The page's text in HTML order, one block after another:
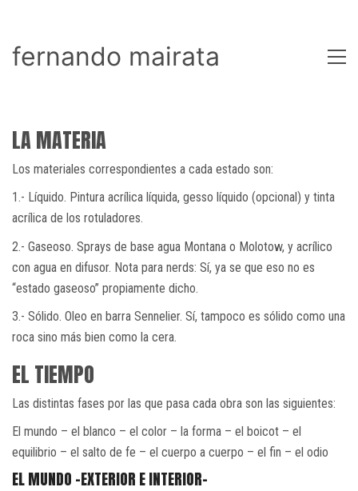
fernando mairata
LA MATERIA
Los materiales correspondientes a cada estado son:
1.- Líquido. Pintura acrílica líquida, gesso líquido (opcional) y tinta
acrílica de los rotuladores.
2.- Gaseoso. Sprays de base agua Montana o Molotow, y acrílico
con agua en difusor. Nota para nerds: Sí, ya se que eso no es
“estado gaseoso” propiamente dicho.
3.- Sólido. Oleo en barra Sennelier. Sí, tampoco es sólido como una
roca sino más bien como la cera.
EL TIEMPO
Las distintas fases por las que pasa cada obra son las siguientes:
El mundo – el blanco – el color – la forma – el boicot – el
equilibrio – el salto de fe – el cuerpo a cuerpo – el fin – el odio
EL MUNDO -EXTERIOR E INTERIOR-